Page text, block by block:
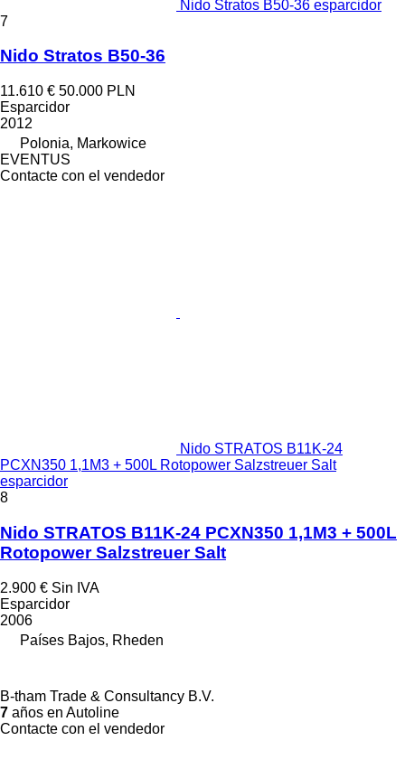
Nido Stratos B50-36 esparcidor
7
Nido Stratos B50-36
11.610 € 50.000 PLN
Esparcidor
2012
Polonia, Markowice
EVENTUS
Contacte con el vendedor
Nido STRATOS B11K-24
PCXN350 1,1M3 + 500L Rotopower Salzstreuer Salt
esparcidor
8
Nido STRATOS B11K-24 PCXN350 1,1M3 + 500L
Rotopower Salzstreuer Salt
2.900 € Sin IVA
Esparcidor
2006
Países Bajos, Rheden
B-tham Trade & Consultancy B.V.
7 años en Autoline
Contacte con el vendedor